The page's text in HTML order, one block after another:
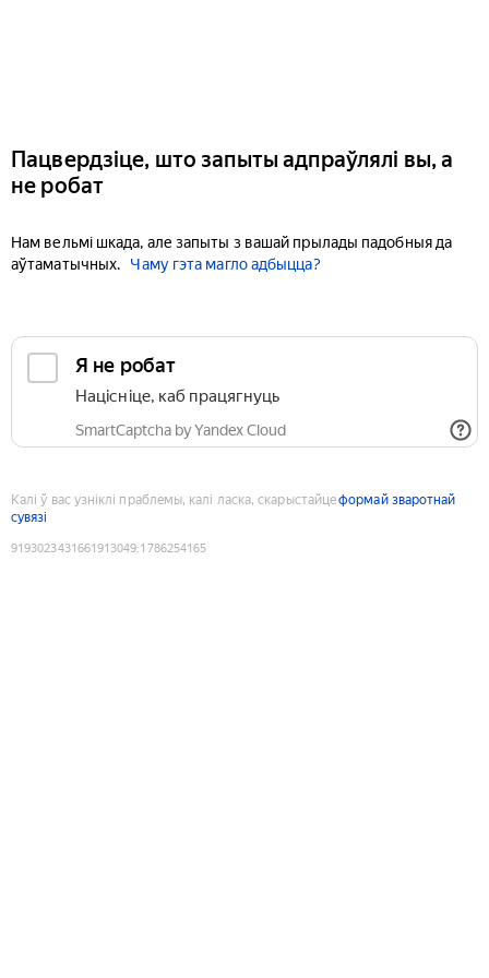
Пацвердзіце, што запыты адпраўлялі вы, а
не робат
Нам вельмі шкада, але запыты з вашай прылады падобныя да
аўтаматычных.
Чаму гэта магло адбыцца?
Я не робат
Націсніце, каб працягнуць
SmartCaptcha by Yandex Cloud
Калі ў вас узніклі праблемы, калі ласка, скарыстайцеформай зваротнай
сувязі
9193023431661913049:1786254165